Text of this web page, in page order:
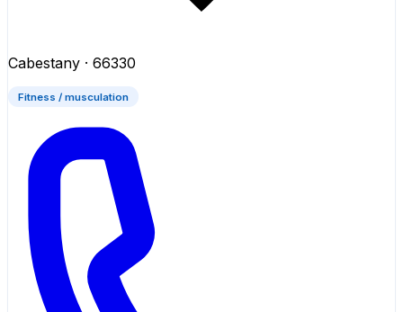
Cabestany · 66330
Fitness / musculation